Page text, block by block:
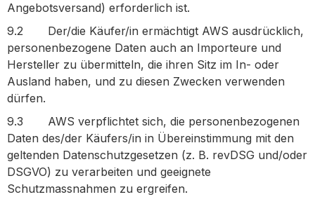
Angebotsversand) erforderlich ist.
9.2 Der/die Käufer/in ermächtigt AWS ausdrücklich,
personenbezogene Daten auch an Importeure und
Hersteller zu übermitteln, die ihren Sitz im In- oder
Ausland haben, und zu diesen Zwecken verwenden
dürfen.
9.3 AWS verpflichtet sich, die personenbezogenen
Daten des/der Käufers/in in Übereinstimmung mit den
geltenden Datenschutzgesetzen (z. B. revDSG und/oder
DSGVO) zu verarbeiten und geeignete
Schutzmassnahmen zu ergreifen.